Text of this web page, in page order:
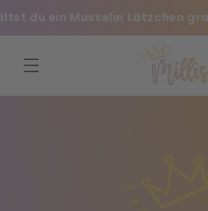
naar de
content
du ein Musselin Lätzchen gratis!